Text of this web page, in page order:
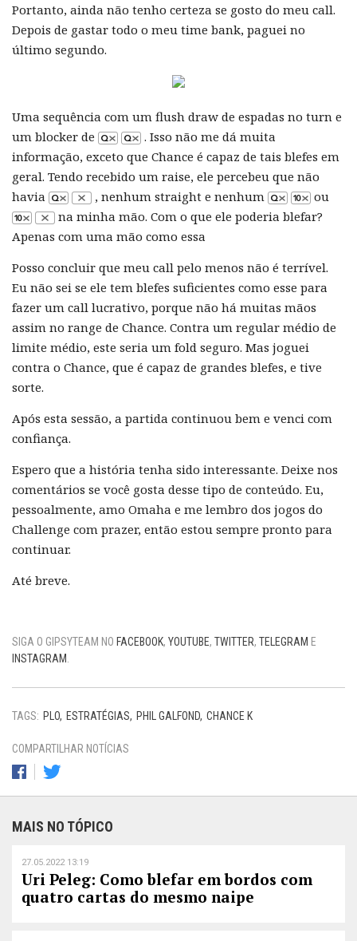
Portanto, ainda não tenho certeza se gosto do meu call.
Depois de gastar todo o meu time bank, paguei no
último segundo.
Uma sequência com um flush draw de espadas no turn e
um blocker de
. Isso não me dá muita
informação, exceto que Chance é capaz de tais blefes em
geral. Tendo recebido um raise, ele percebeu que não
havia
, nenhum straight e nenhum
ou
na minha mão. Com o que ele poderia blefar?
Apenas com uma mão como essa
Posso concluir que meu call pelo menos não é terrível.
Eu não sei se ele tem blefes suficientes como esse para
fazer um call lucrativo, porque não há muitas mãos
assim no range de Chance. Contra um regular médio de
limite médio, este seria um fold seguro. Mas joguei
contra o Chance, que é capaz de grandes blefes, e tive
sorte.
Após esta sessão, a partida continuou bem e venci com
confiança.
Espero que a história tenha sido interessante. Deixe nos
comentários se você gosta desse tipo de conteúdo. Eu,
pessoalmente, amo Omaha e me lembro dos jogos do
Challenge com prazer, então estou sempre pronto para
continuar.
Até breve.
SIGA O GIPSYTEAM NO FACEBOOK, YOUTUBE, TWITTER, TELEGRAM E
INSTAGRAM
TAGS: PLO ESTRATÉGIAS PHIL GALFOND CHANCE K
COMPARTILHAR NOTÍCIAS
MAIS NO TÓPICO
27.05.2022 13:19
Uri Peleg: Como blefar em bordos com
quatro cartas do mesmo naipe